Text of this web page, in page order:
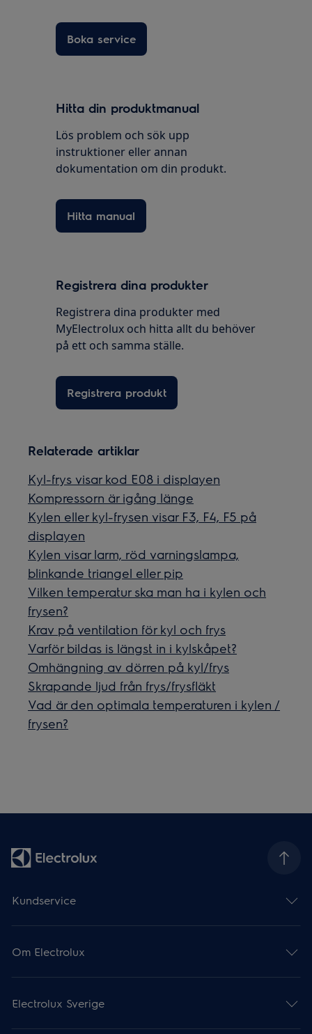
Boka service
Hitta din produktmanual
Lös problem och sök upp
instruktioner eller annan
dokumentation om din produkt.
Hitta manual
Registrera dina produkter
Registrera dina produkter med
MyElectrolux och hitta allt du behöver
på ett och samma ställe.
Registrera produkt
Relaterade artiklar
Kyl-frys visar kod E08 i displayen
Kompressorn är igång länge
Kylen eller kyl-frysen visar F3, F4, F5 på
displayen
Kylen visar larm, röd varningslampa,
blinkande triangel eller pip
Vilken temperatur ska man ha i kylen och
frysen?
Krav på ventilation för kyl och frys
Varför bildas is längst in i kylskåpet?
Omhängning av dörren på kyl/frys
Skrapande ljud från frys/frysfläkt
Vad är den optimala temperaturen i kylen /
frysen?
Kundservice
Om Electrolux
Electrolux Sverige